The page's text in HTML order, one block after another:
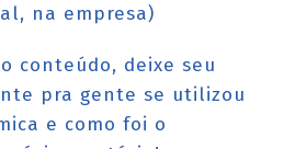
na empresa)
conteúdo, deixe seu
pra gente se utilizou
e como foi o